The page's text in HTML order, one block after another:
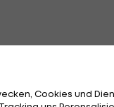
langjährigen
Cookies und